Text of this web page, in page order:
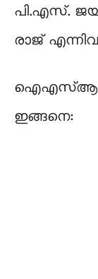
പി.എസ്.
രാജ്
ഐഎസ്ആര്‍ഒ
ഇങ്ങനെ: